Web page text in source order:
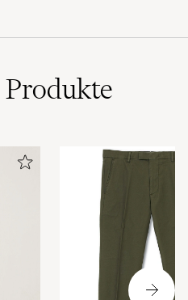
Produkte